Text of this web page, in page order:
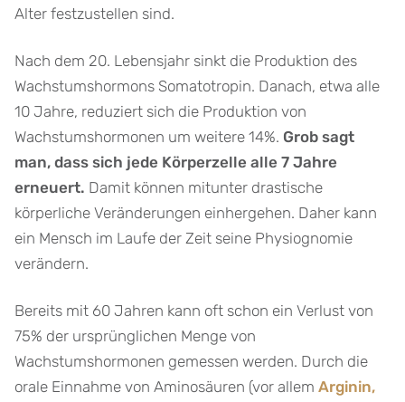
Alter festzustellen sind.
Nach dem 20. Lebensjahr sinkt die Produktion des
Wachstumshormons Somatotropin. Danach, etwa alle
10 Jahre, reduziert sich die Produktion von
Wachstumshormonen um weitere 14%. Grob sagt
man, dass sich jede Körperzelle alle 7 Jahre
erneuert. Damit können mitunter drastische
körperliche Veränderungen einhergehen. Daher kann
ein Mensch im Laufe der Zeit seine Physiognomie
verändern.
Bereits mit 60 Jahren kann oft schon ein Verlust von
75% der ursprünglichen Menge von
Wachstumshormonen gemessen werden. Durch die
orale Einnahme von Aminosäuren (vor allem Arginin,